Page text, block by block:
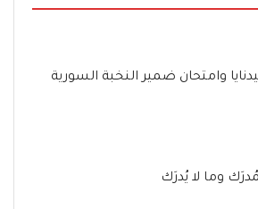
وامتحان ضمير النخبة السورية
وما لا يُدرَك